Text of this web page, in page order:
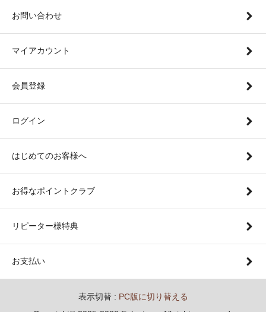
お問い合わせ
マイアカウント
会員登録
ログイン
はじめてのお客様へ
お得なポイントクラブ
リピーター様特典
お支払い
表示切替 : PC版に切り替える